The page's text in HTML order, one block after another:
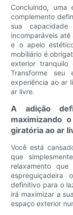
Concluindo,
complemento
sua
incomparáveis
e o apelo
mobiliário é
exterior
Transforme
experiência ao ar
ar livre.
A adição
maximizando
giratória ao ar
Você está
que
relaxamento
espreguiçadeira
definitivo para o
irá maximizar a
espaço exterior